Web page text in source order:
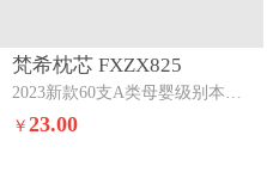
梵希枕芯 FXZX825
2023新款60支A类母婴级别本色酒店枕头无荧光全棉枕头枕芯护颈安睡枕A类全棉至简本色枕（低枕）低枕
￥23.00